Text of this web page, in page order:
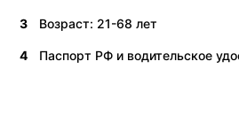
3 Возраст: 21-68 лет
4 Паспорт РФ и водительское